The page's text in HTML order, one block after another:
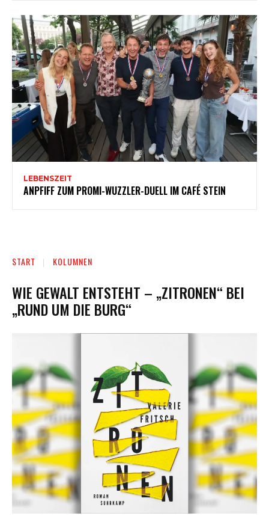
LEBENSZEIT
ANPFIFF ZUM PROMI-WUZZLER-DUELL IM CAFÉ STEIN